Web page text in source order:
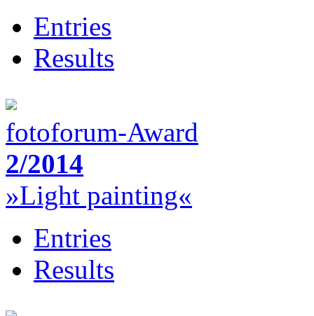
Entries
Results
fotoforum-Award
2/2014
»Light painting«
Entries
Results